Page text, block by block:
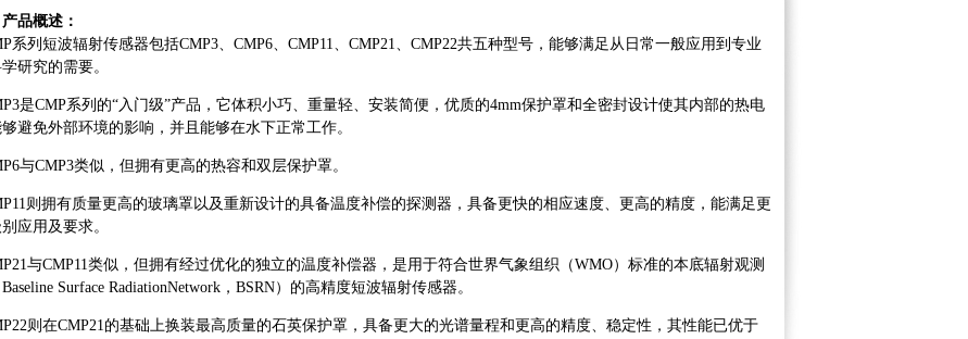
品概述：
系列短波辐射传感器包括CMP3、CMP6、CMP11、CMP21、CMP22共五种型号，能够满足从日常一般应用到专业
研究的需要。
是CMP系列的“入门级”产品，它体积小巧、重量轻、安装简便，优质的4mm保护罩和全密封设计使其内部的热电
避免外部环境的影响，并且能够在水下正常工作。
与CMP3类似，但拥有更高的热容和双层保护罩。
则拥有质量更高的玻璃罩以及重新设计的具备温度补偿的探测器，具备更快的相应速度、更高的精度，能满足更
应用及要求。
与CMP11类似，但拥有经过优化的独立的温度补偿器，是用于符合世界气象组织（WMO）标准的本底辐射观测
Surface RadiationNetwork，BSRN）的高精度短波辐射传感器。
则在CMP21的基础上换装最高质量的石英保护罩，具备更大的光谱量程和更高的精度、稳定性，其性能已优于